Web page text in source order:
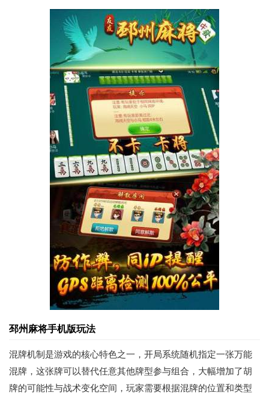
邳州麻将手机版玩法
混牌机制是游戏的核心特色之一，开局系统随机指定一张万能
混牌，这张牌可以替代任意其他牌型参与组合，大幅增加了胡
牌的可能性与战术变化空间，玩家需要根据混牌的位置和类型